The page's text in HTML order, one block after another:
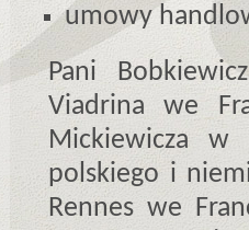
umowy
Pani
Viadrina we
Mickiewicza w
polskiego i
Rennes we